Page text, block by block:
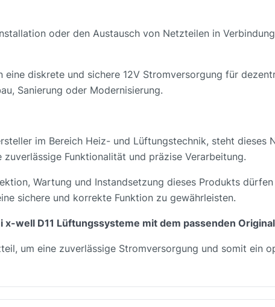
oder den Austausch von Netzteilen in
diskrete und sichere 12V Stromversorgung für
Sanierung oder Modernisierung.
im Bereich Heiz- und Lüftungstechnik, steht dieses
Funktionalität und präzise Verarbeitung.
Wartung und Instandsetzung dieses Produkts
sichere und korrekte Funktion zu gewährleisten.
well D11 Lüftungssysteme mit dem passenden
um eine zuverlässige Stromversorgung und somit ein